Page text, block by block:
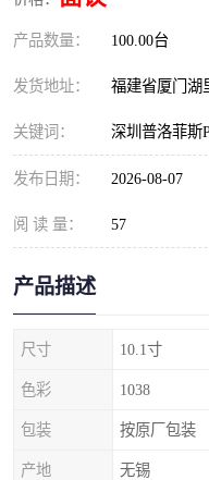
产品数量： 100.00台
发货地址： 福建省厦门湖
关键词： 深圳普洛菲斯
发布日期： 2026-08-07
阅 读 量： 57
产品描述
尺寸 10.1寸
色彩 1038
包装 按原厂包装
产地 无锡